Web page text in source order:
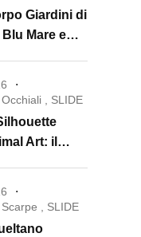
Giardini di
Mare e
Occhiali SLIDE
Art: il
2026
Scarpe SLIDE